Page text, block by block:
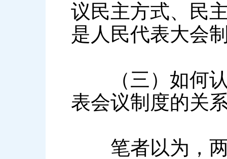
议民主方式、民
是人民代表大会
（三）如何认
表会议制度的关
笔者以为，两